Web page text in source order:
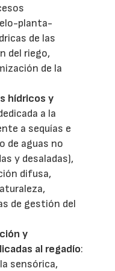
planta-
de las
del riego,
de la
hídricos y
a la
a sequías e
de aguas no
y desaladas),
difusa,
de gestión del
y
al regadío:
sensórica,